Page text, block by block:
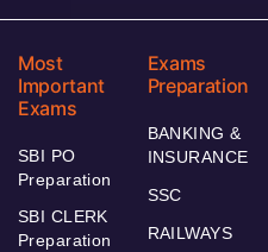
Most
Important
Exams
SBI PO
Preparation
SBI CLERK
Preparation
Exams
Preparation
BANKING &
INSURANCE
SSC
RAILWAYS